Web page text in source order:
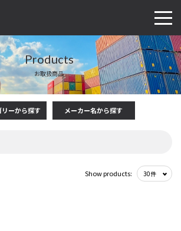
Products
お取扱商品
ーから探す メーカー名から探す
Show products: